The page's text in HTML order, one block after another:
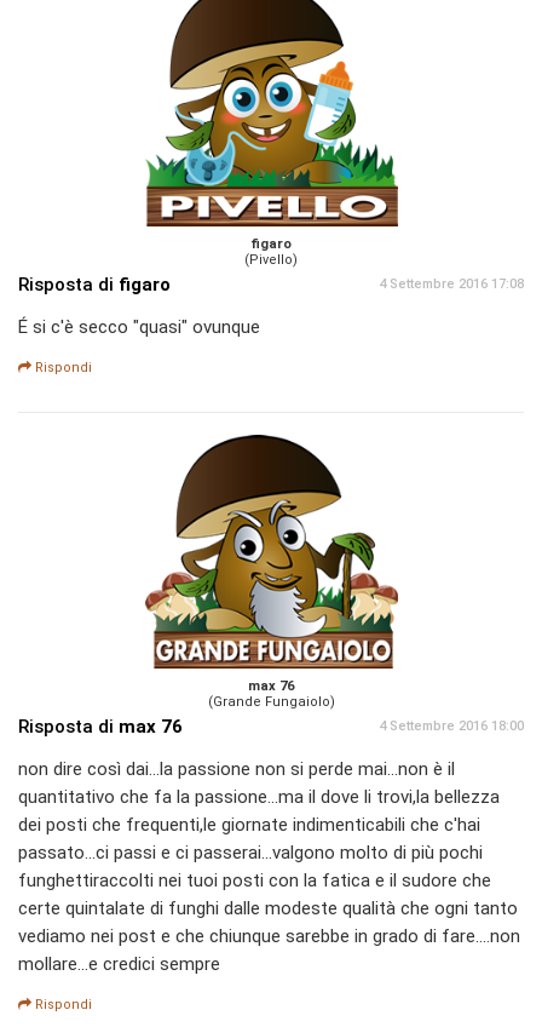
figaro
(Pivello)
Risposta di figaro 4 Settembre 2016 17:08
É si c'è secco "quasi" ovunque
Rispondi
max 76
(Grande Fungaiolo)
Risposta di max 76 4 Settembre 2016 18:00
non dire così dai...la passione non si perde mai...non è il
quantitativo che fa la passione...ma il dove li trovi,la bellezza
dei posti che frequenti,le giornate indimenticabili che c'hai
passato...ci passi e ci passerai...valgono molto di più pochi
funghettiraccolti nei tuoi posti con la fatica e il sudore che
certe quintalate di funghi dalle modeste qualità che ogni tanto
vediamo nei post e che chiunque sarebbe in grado di fare....non
mollare...e credici sempre
Rispondi